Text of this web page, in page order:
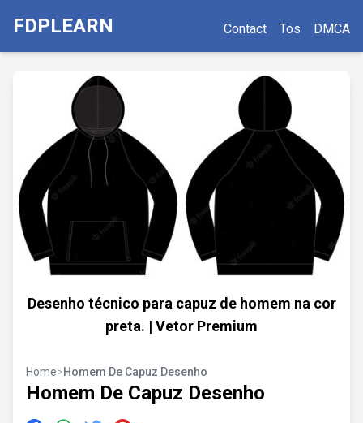
FDPLEARN Contact Tos DMCA
Desenho técnico para capuz de homem na cor
preta. | Vetor Premium
Home>Homem De Capuz Desenho
Homem De Capuz Desenho